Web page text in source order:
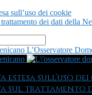
sull’uso dei cookie
dei dati della
L’Osservatore
estesa sull’uso
sul trattamento